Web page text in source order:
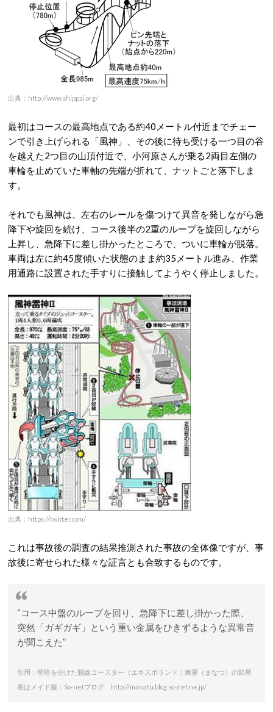
出典：http://www.shippai.org/
最初はコースの最高地点である約40メートル付近までチェー
ンで引き上げられる「風神」、その後に待ち受ける一つ目の谷
を越えた2つ目の山頂付近で、小河原さんが乗る2両目左側の
車輪を止めていた車軸の先端が折れて、ナットごと落下しま
す。
それでも風神は、左右のレールを傷つけて異音を発しながら急
降下や旋回を続け、コース後半の2重のループを旋回しながら
上昇し、急降下に差し掛かったところで、ついに車輪が脱落。
車両は左に約45度傾いた状態のまま約35メートル進み、作業
用通路に設置された手すりに接触してようやく停止しました。
出典：https://twitter.com/
これは事故後の調査の結果推測された事故の全体像ですが、事
故後に寄せられた様々な証言とも合致するものです。
“コース中盤のループを回り、急降下に差し掛かった際、
突然「ガギガギ」という重い金属をひきずるような異常音
が聞こえた”
引用：明暗を分けた脱線コースター（エキスポランド：舞夏（まなつ）の部屋
着はメイド服：So-netブログ http://manatu.blog.so-net.ne.jp/